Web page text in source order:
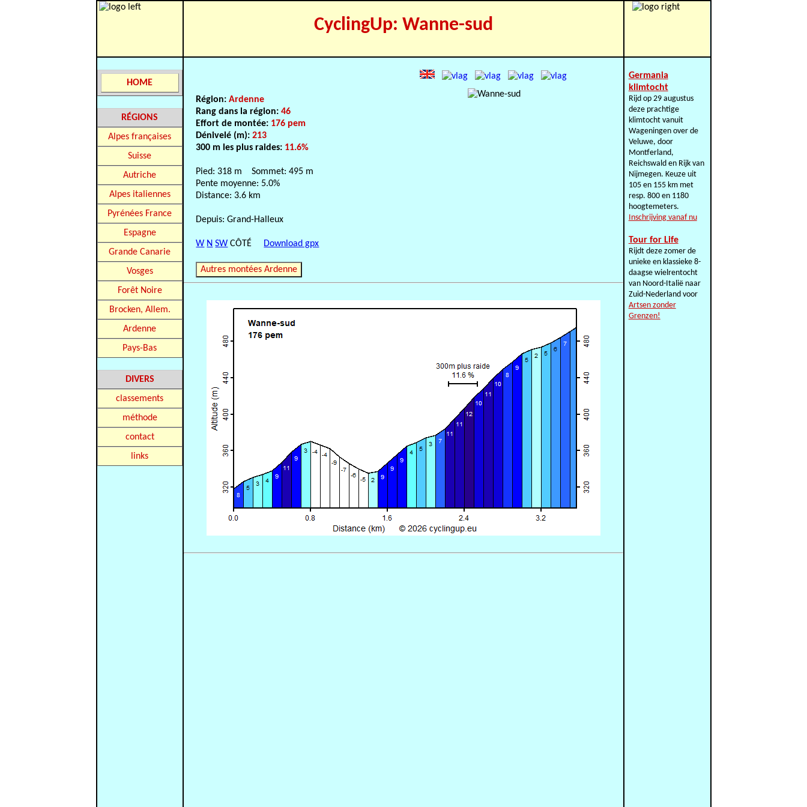
CyclingUp: Wanne-sud
HOME
RÉGIONS
Alpes françaises
Suisse
Autriche
Alpes italiennes
Pyrénées France
Espagne
Grande Canarie
Vosges
Forêt Noire
Brocken, Allem.
Ardenne
Pays-Bas
DIVERS
classements
méthode
contact
links
Région:Ardenne
Rang dans la région:46
Effort de montée: 176 pem
Dénivelé (m):213
300 m les plus raides: 11.6%
Pied: 318 m Sommet: 495 m
Pente moyenne: 5.0%
Distance: 3.6 km
Depuis: Grand-Halleux
W N SW CÔTÉ Download gpx
Autres montées Ardenne
Germania
klimtocht
Rijd op 29 augustus
deze prachtige
klimtocht vanuit
Wageningen over de
Veluwe, door
Montferland,
Reichswald en Rijk van
Nijmegen. Keuze uit
105 en 155 km met
resp. 800 en 1180
hoogtemeters.
Inschrijving vanaf nu
Tour for Life
Rijdt deze zomer de
unieke en klassieke 8-
daagse wielrentocht
van Noord-Italië naar
Zuid-Nederland voor
Artsen zonder
Grenzen!